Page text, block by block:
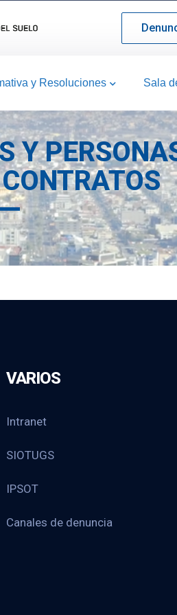
y Resoluciones Sala
Y
VARIOS
Intranet
SIOTUGS
IPSOT
Canales de denuncia